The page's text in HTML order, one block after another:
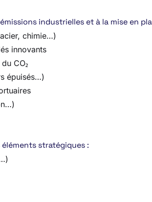
industrielles et à la mise en
chimie…)
innovants
CO₂
épuisés…)
stratégiques :